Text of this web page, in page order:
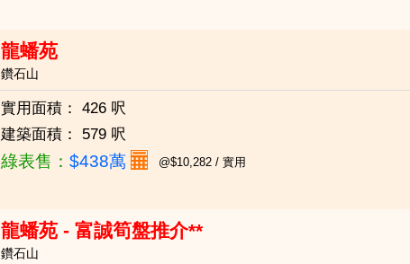
龍蟠苑
鑽石山
實用面積：
426 呎
建築面積：
579 呎
綠表售： $438萬 @$10,282 / 實用
龍蟠苑 - 富誠筍盤推介**
鑽石山